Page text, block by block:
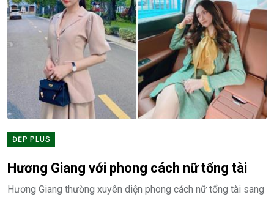
ĐẸP PLUS
Hương Giang với phong cách nữ tổng tài
Hương Giang thường xuyên diện phong cách nữ tổng tài sang